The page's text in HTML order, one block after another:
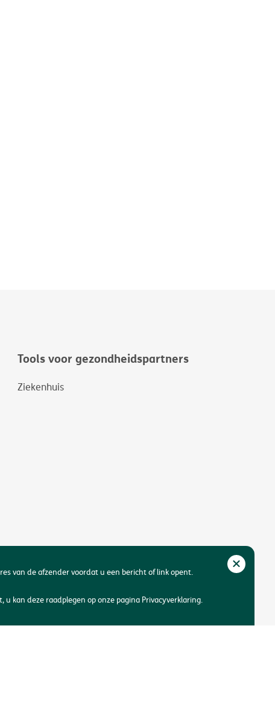
Tools voor gezondheidspartners
Ziekenhuis
van de afzender voordat u een bericht of link opent.
kan deze raadplegen op onze pagina Privacyverklaring.